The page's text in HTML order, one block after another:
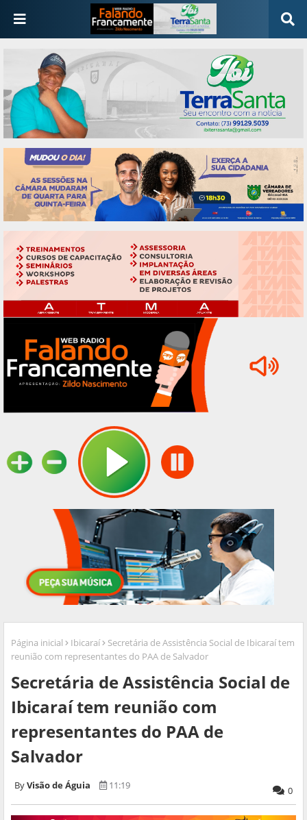
Página inicial Ibicaraí
Secretária de Assistência Social de Ibicaraí tem
reunião com representantes do PAA de Salvador
Secretária de Assistência Social de
Ibicaraí tem reunião com
representantes do PAA de
Salvador
Visão de Águia 11:19 0